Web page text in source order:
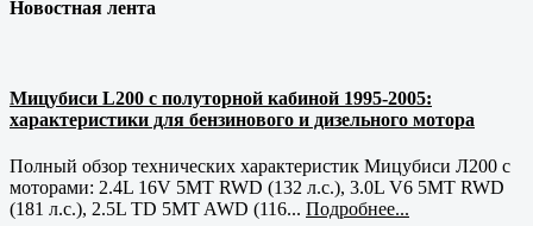
Новостная лента
Мицубиси L200 с полуторной кабиной 1995-2005:
характеристики для бензинового и дизельного мотора
Полный обзор технических характеристик Мицубиси Л200 с
моторами: 2.4L 16V 5MT RWD (132 л.с.), 3.0L V6 5MT RWD
(181 л.с.), 2.5L TD 5MT AWD (116... Подробнее...